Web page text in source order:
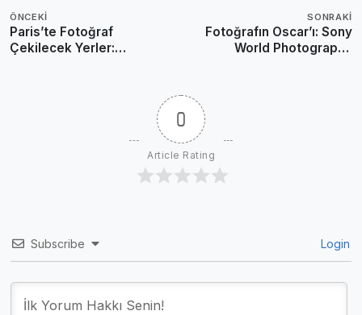
ÖNCEKI
Paris’te Fotoğraf
Çekilecek Yerler:
SONRAKI
Fotoğrafın Oscar’ı: Sony
World Photography
0
Article Rating
Subscribe Login